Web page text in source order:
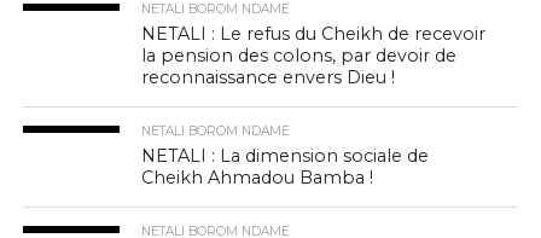
NETALI BOROM NDAME
NETALI : Le refus du Cheikh de recevoir
la pension des colons, par devoir de
reconnaissance envers Dieu !
NETALI BOROM NDAME
NETALI : La dimension sociale de
Cheikh Ahmadou Bamba !
NETALI BOROM NDAME